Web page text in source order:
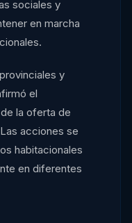
sociales y
en marcha
y
el
la oferta de
acciones se
habitacionales
en diferentes